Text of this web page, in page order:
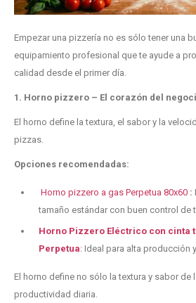
Empezar una pizzería no es sólo tener una
equipamiento profesional que te ayude a
calidad desde el primer día.
1. Horno pizzero – El corazón del
El horno define la textura, el sabor y la
pizzas.
Opciones recomendadas:
Horno pizzero a gas Perpetua 80x60 :
tamaño estándar con buen control de
Horno Pizzero Eléctrico con cinta
Perpetua: Ideal para alta producción
El horno define no sólo la textura y sabor de
productividad diaria.